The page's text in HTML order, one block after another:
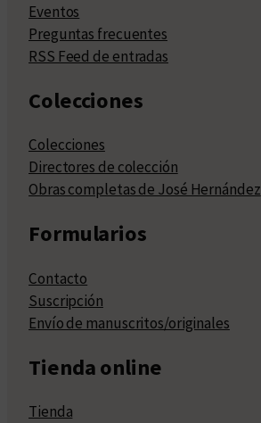
Eventos
Preguntas frecuentes
RSS Feed de entradas
Colecciones
Colecciones
Directores de colección
Obras completas de José Hernández
Formularios
Contacto
Suscripción
Envío de manuscritos/originales
Tienda online
Tienda